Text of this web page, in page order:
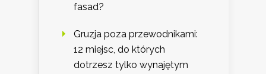
fasad?
Gruzja poza przewodnikami:
12 miejsc, do których
dotrzesz tylko wynajętym